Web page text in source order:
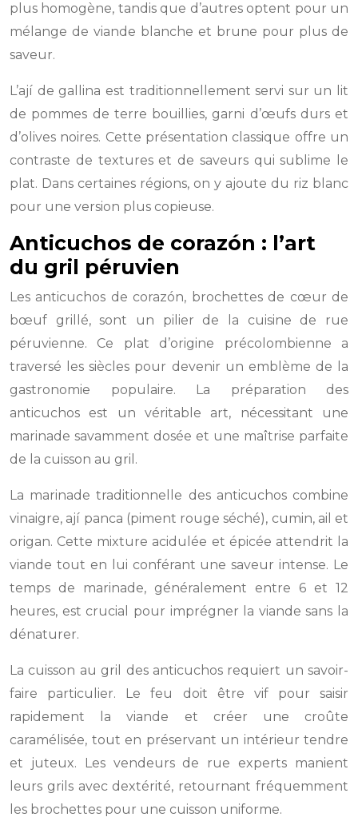
plus homogène, tandis que d’autres optent pour un
mélange de viande blanche et brune pour plus de
saveur.
L’ají de gallina est traditionnellement servi sur un lit
de pommes de terre bouillies, garni d’œufs durs et
d’olives noires. Cette présentation classique offre un
contraste de textures et de saveurs qui sublime le
plat. Dans certaines régions, on y ajoute du riz blanc
pour une version plus copieuse.
Anticuchos de corazón : l’art
du gril péruvien
Les anticuchos de corazón, brochettes de cœur de
bœuf grillé, sont un pilier de la cuisine de rue
péruvienne. Ce plat d’origine précolombienne a
traversé les siècles pour devenir un emblème de la
gastronomie populaire. La préparation des
anticuchos est un véritable art, nécessitant une
marinade savamment dosée et une maîtrise parfaite
de la cuisson au gril.
La marinade traditionnelle des anticuchos combine
vinaigre, ají panca (piment rouge séché), cumin, ail et
origan. Cette mixture acidulée et épicée attendrit la
viande tout en lui conférant une saveur intense. Le
temps de marinade, généralement entre 6 et 12
heures, est crucial pour imprégner la viande sans la
dénaturer.
La cuisson au gril des anticuchos requiert un savoir-
faire particulier. Le feu doit être vif pour saisir
rapidement la viande et créer une croûte
caramélisée, tout en préservant un intérieur tendre
et juteux. Les vendeurs de rue experts manient
leurs grils avec dextérité, retournant fréquemment
les brochettes pour une cuisson uniforme.